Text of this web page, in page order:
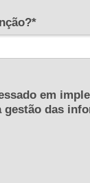
em
gestão das